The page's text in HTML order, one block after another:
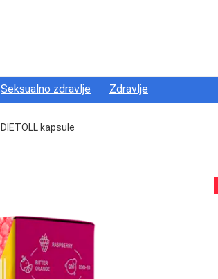
Seksualno zdravlje Zdravlje
DIETOLL kapsule